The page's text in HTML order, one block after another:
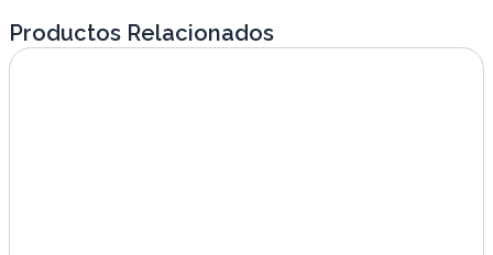
Productos Relacionados